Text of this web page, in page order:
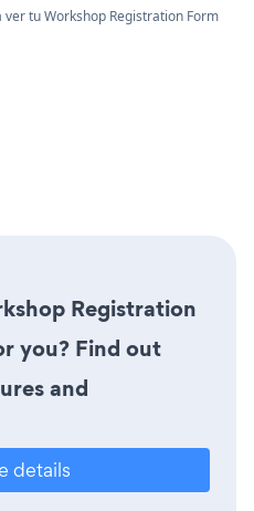
tu Workshop Registration Form
Registration
you? Find out
and
details